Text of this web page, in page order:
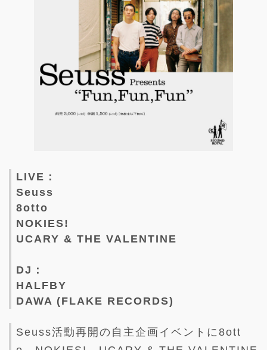
LIVE：
Seuss
8otto
NOKIES!
UCARY & THE VALENTINE
DJ：
HALFBY
DAWA (FLAKE RECORDS)
Seuss活動再開の自主企画イベントに8ott